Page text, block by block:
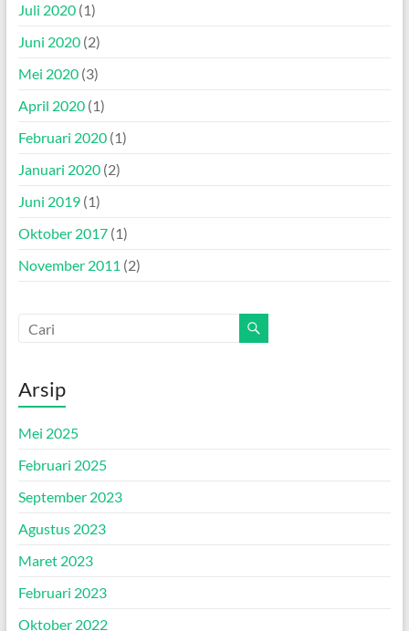
Juli 2020(1)
Juni 2020(2)
Mei 2020(3)
April 2020(1)
Februari 2020(1)
Januari 2020(2)
Juni 2019(1)
Oktober 2017(1)
November 2011 (2)
Arsip
Mei 2025
Februari 2025
September 2023
Agustus 2023
Maret 2023
Februari 2023
Oktober 2022